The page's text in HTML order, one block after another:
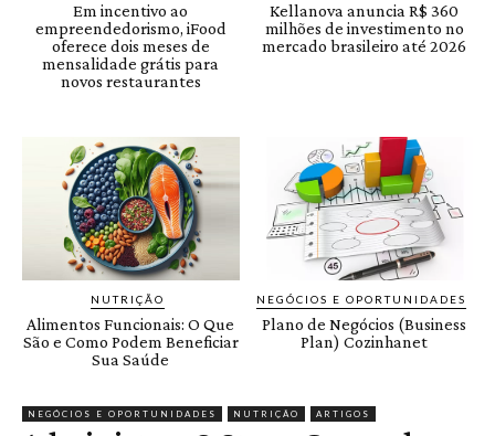
Em incentivo ao
empreendedorismo, iFood
oferece dois meses de
mensalidade grátis para
novos restaurantes
Kellanova anuncia R$ 360
milhões de investimento no
mercado brasileiro até 2026
NUTRIÇÃO
Alimentos Funcionais: O Que
São e Como Podem Beneficiar
Sua Saúde
NEGÓCIOS E OPORTUNIDADES
Plano de Negócios (Business
Plan) Cozinhanet